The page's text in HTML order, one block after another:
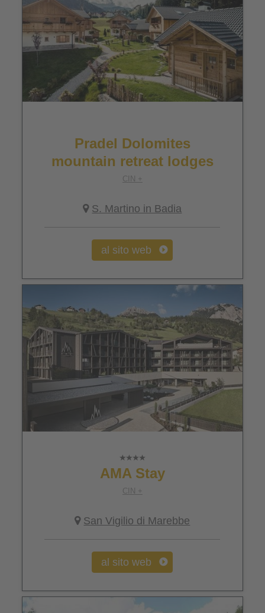
Pradel Dolomites
mountain retreat lodges
CIN +
S. Martino in Badia
al sito web
AMA Stay
CIN +
San Vigilio di Marebbe
al sito web